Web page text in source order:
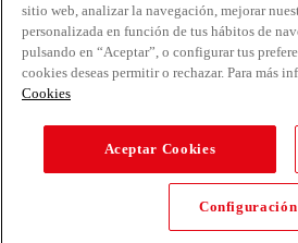
sitio web, analizar la navegación, mejorar
personalizada en función de tus hábitos de
pulsando en “Aceptar”, o configurar tus
cookies deseas permitir o rechazar. Para más
Cookies
Aceptar Cookies
Configuración